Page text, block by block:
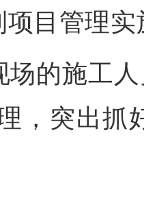
项目管理
场的施工
，突出抓